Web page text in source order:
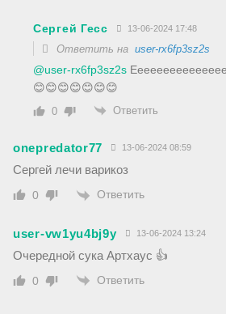
Сергей Гесс 13-06-2024 17:48
Ответить на user-rx6fp3sz2s
@user-rx6fp3sz2s
😊😊😊😊😊😊😊
0 Ответить
onepredator77 13-06-2024 08:59
Сергей лечи варикоз
0 Ответить
user-vw1yu4bj9y 13-06-2024 13:24
Очередной сука Артхаус 👍
0 Ответить